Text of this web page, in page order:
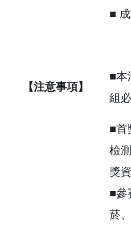
■
【注意事項】
■本
組
■首
檢
獎
■參
菸